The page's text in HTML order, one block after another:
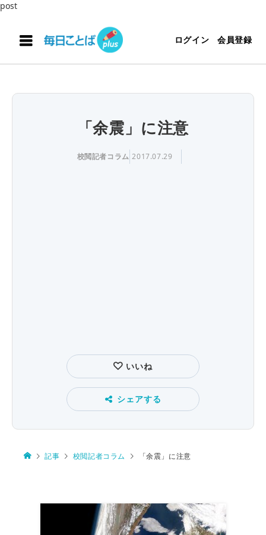
post
ログイン 会員登録
「余震」に注意
校閲記者コラム 2017.07.29
いいね
シェアする
記事 校閲記者コラム 「余震」に注意